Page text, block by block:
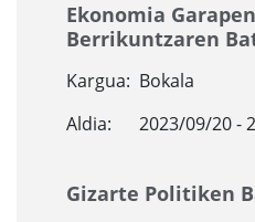
Ekonomia
Berrikuntzaren
Kargua: Bokala
Aldia:
2023/09/20 -
Gizarte Politiken